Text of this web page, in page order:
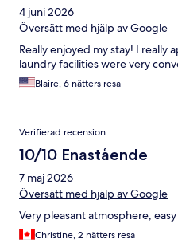
4 juni 2026
Översätt med hjälp av Google
Really enjoyed my stay! I really
laundry facilities were very
Blaire, 6 nätters resa
Verifierad recension
10/10 Enastående
7 maj 2026
Översätt med hjälp av Google
Very pleasant atmosphere,
Christine, 2 nätters resa